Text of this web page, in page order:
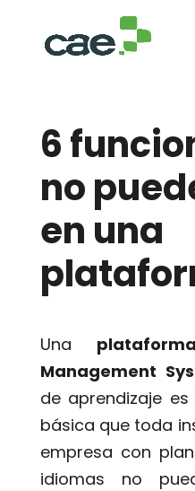
6
no
en una
Una
Management
de aprendizaje
básica que toda
empresa con
idiomas no